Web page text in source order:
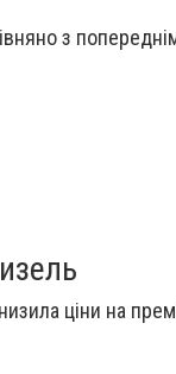
з
ціни на